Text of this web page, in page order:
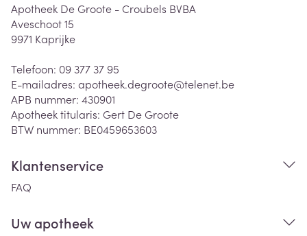
Apotheek De Groote - Croubels BVBA
Aveschoot 15
9971 Kaprijke
Telefoon: 09 377 37 95
E-mailadres: apotheek.degroote@telenet.be
APB nummer: 430901
Apotheek titularis: Gert De Groote
BTW nummer: BE0459653603
Klantenservice
FAQ
Uw apotheek